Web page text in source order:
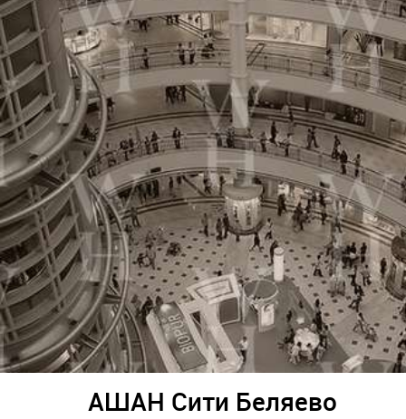
АШАН Сити Беляево